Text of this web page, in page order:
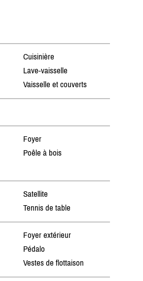
Cuisinière
Lave-vaisselle
Vaisselle et couverts
Foyer
Poêle à bois
Satellite
Tennis de table
Foyer extérieur
Pédalo
Vestes de flottaison